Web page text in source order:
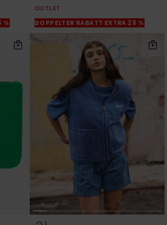
%
OUTLET
DOPPELTER RABATT EXTRA 25 %